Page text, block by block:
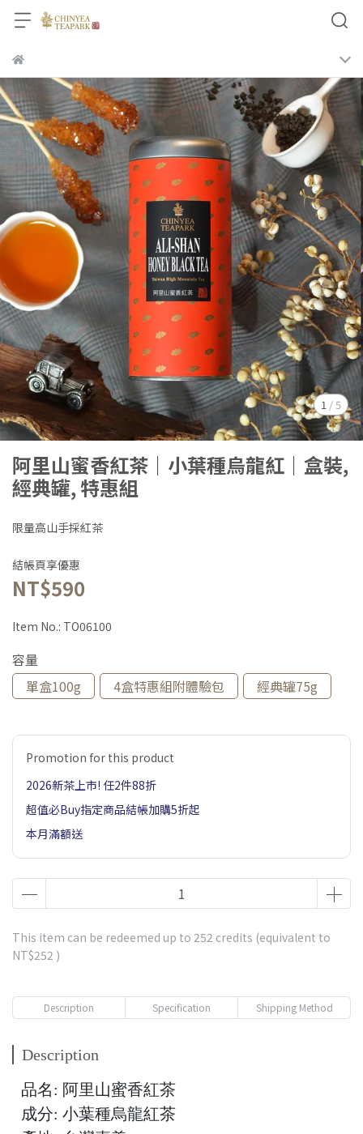
1 /5
阿里山蜜香紅茶｜小葉種烏龍紅｜盒裝,
經典罐, 特惠組
限量高山手採紅茶
結帳頁享優惠
NT$590
Item No.: TO06100
容量
單盒100g
4盒特惠組附體驗包 經典罐75g
Promotion for this product
2026新茶上市! 任2件88折
超值必Buy指定商品結帳加購5折起
本月滿額送
This item can be redeemed up to 252 credits (equivalent to
NT$252 )
Description Specification Shipping Method
Description
品名: 阿里山蜜香紅茶
成分: 小葉種烏龍紅茶